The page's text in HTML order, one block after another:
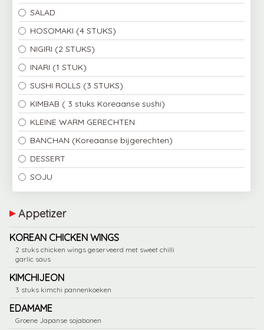
SALAD
HOSOMAKI (4 STUKS)
NIGIRI (2 STUKS)
INARI (1 STUK)
SUSHI ROLLS (3 STUKS)
KIMBAB ( 3 stuks Koreaanse sushi)
KLEINE WARM GERECHTEN
BANCHAN (Koreaanse bijgerechten)
DESSERT
SOJU
Appetizer
KOREAN CHICKEN WINGS
2 stuks chicken wings geserveerd met sweet chilli
garlic saus
KIMCHIJEON
3 stuks kimchi pannenkoeken
EDAMAME
Groene Japanse sojabonen